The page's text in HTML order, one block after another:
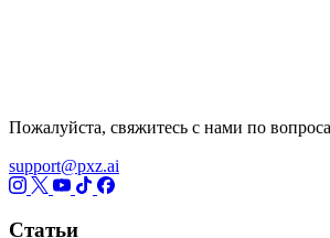
Пожалуйста, свяжитесь с нами по
support@pxz.ai
Статьи